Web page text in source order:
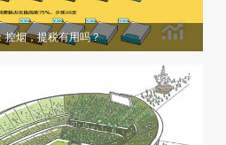
控烟，提税有用吗？